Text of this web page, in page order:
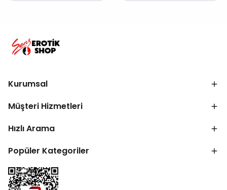
Kurumsal
Müşteri Hizmetleri
Hızlı Arama
Popüler Kategoriler